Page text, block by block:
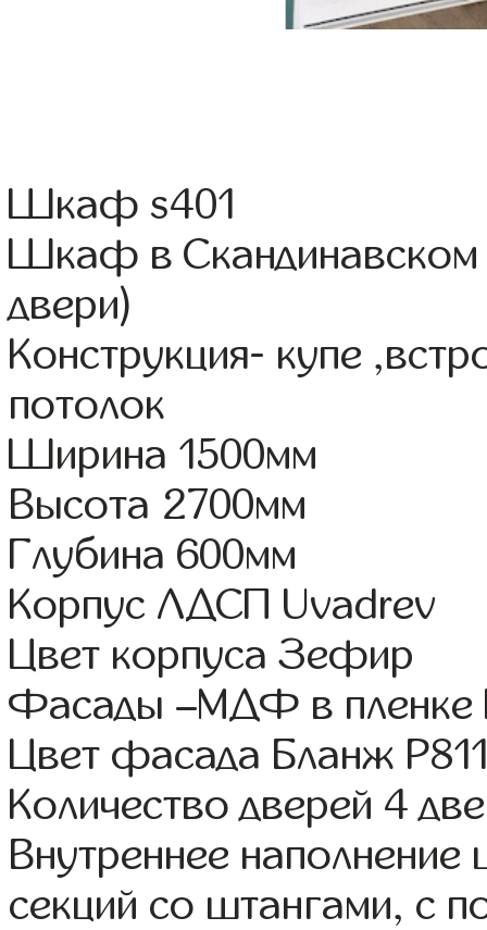
Шкаф s401
Шкаф в Скандинавском
двери)
Конструкция- купе
потолок
Ширина 1500мм
Высота 2700мм
Глубина 600мм
Корпус ЛДСП Uvadrev
Цвет корпуса Зефир
Фасады –МДФ в пленке
Цвет фасада Бланж
Количество дверей 4
Внутреннее
секций со штангами, с